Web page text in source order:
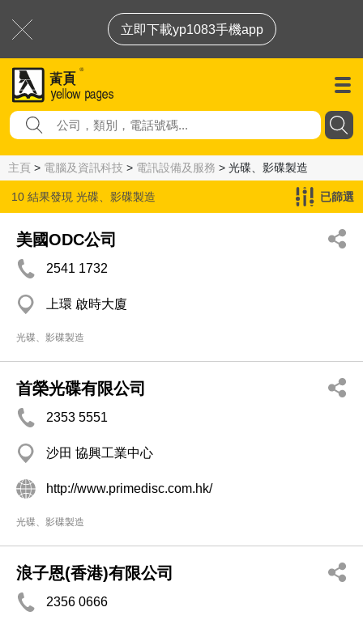
立即下載yp1083手機app
主頁 > 電腦及資訊科技 > 電訊設備及服務 > 光碟、影碟製造
10 結果發現 光碟、影碟製造 已篩選
美國ODC公司
2541 1732
上環 啟時大廈
光碟、影碟製造
首榮光碟有限公司
2353 5551
沙田 協興工業中心
http://www.primedisc.com.hk/
光碟、影碟製造
浪子恩(香港)有限公司
2356 0666